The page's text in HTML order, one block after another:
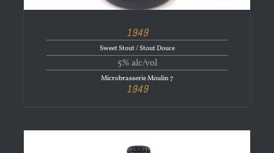
1949
Sweet Stout / Stout Douce
5% alc/vol
Microbrasserie Moulin 7
1949